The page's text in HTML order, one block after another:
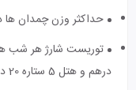
حداکثر وزن چمدان ها
درهم و هتل 5 ستاره 20 درهم می باشد و به عهده مسافر است